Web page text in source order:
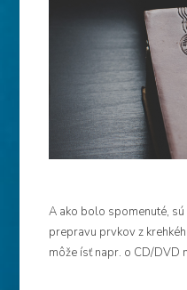
A ako bolo spomenuté,
prepravu prvkov z
môže ísť napr. o CD/DVD